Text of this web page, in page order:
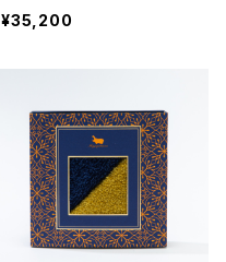
KA リネンブランケット 145×
260cm
¥35,200